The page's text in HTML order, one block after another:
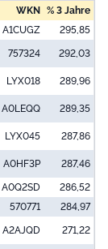
WKN % 3 Jahre
A1CUGZ
295,85
757324
292,03
LYX018
289,96
A0LEQQ
289,35
LYX045
287,86
A0HF3P 287,46
A0Q2SD
286,52
570771
284,97
A2AJQD
271,22